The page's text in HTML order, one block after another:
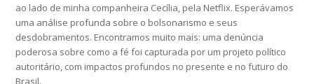
ao lado de minha companheira Cecília, pela Netflix. Esperávamos
uma análise profunda sobre o bolsonarismo e seus
desdobramentos. Encontramos muito mais: uma denúncia
poderosa sobre como a fé foi capturada por um projeto político
autoritário, com impactos profundos no presente e no futuro do
Brasil.